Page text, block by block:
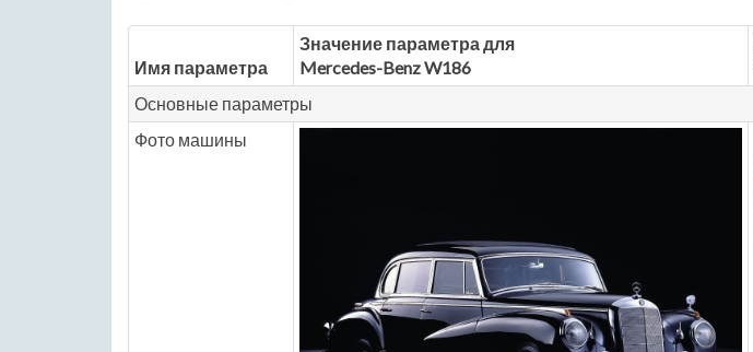
Имя параметра
Значение параметра для
Mercedes-Benz W186
Основные параметры
Фото машины